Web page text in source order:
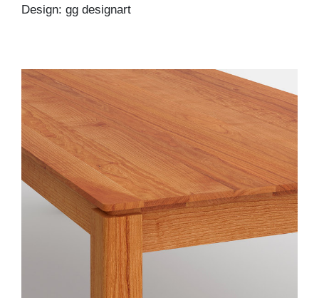
Design: gg designart